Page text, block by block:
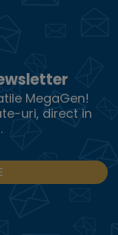
MegaGen!
uri, direct in